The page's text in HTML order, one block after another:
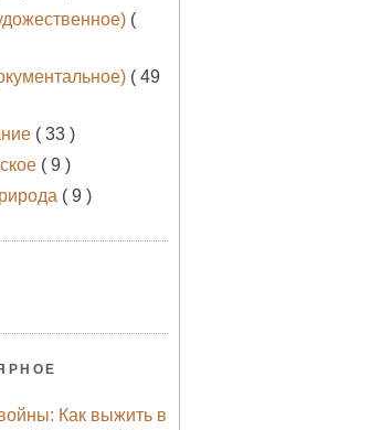
(
( 49
( 33 )
( 9 )
( 9 )
Как выжить в